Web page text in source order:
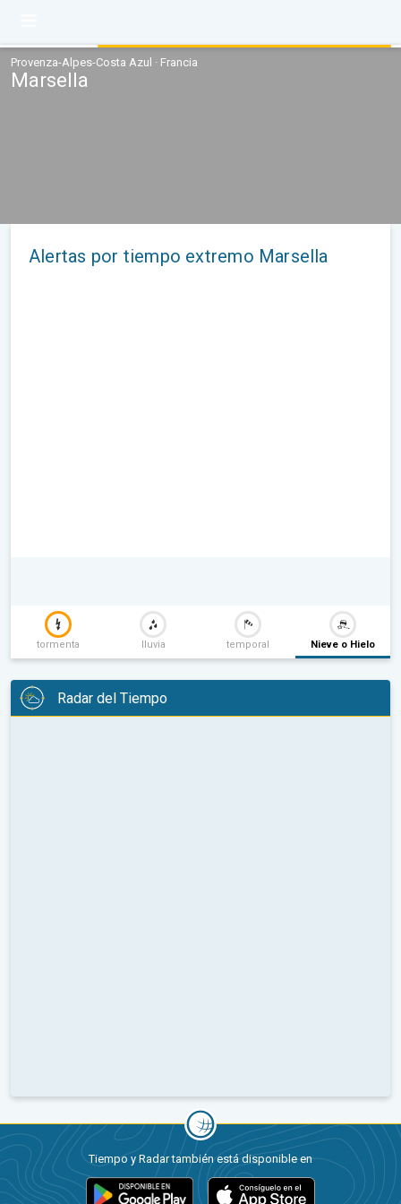
Provenza-Alpes-Costa Azul · Francia
Marsella
Alertas por tiempo extremo Marsella
tormenta lluvia temporal Nieve o Hielo
Radar del Tiempo
Tiempo y Radar también está disponible en